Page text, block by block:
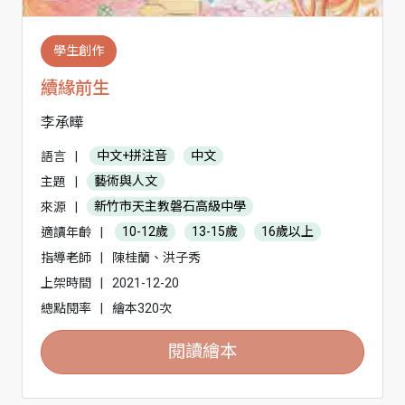
學生創作
續緣前生
李承曄
語言 中文+拼注音
中文
主題
藝術與人文
來源
新竹市天主教磐石高級中學
適讀年齡
10-12歲 13-15歲
16歲以上
指導老師
陳桂蘭、洪子秀
上架時間
2021-12-20
總點閱率
繪本320次
閱讀繪本